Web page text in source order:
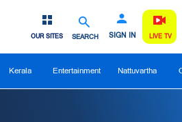
SEARCH SIGN IN
OUR SITES LIVE TV
Kerala Entertainment Nattuvartha